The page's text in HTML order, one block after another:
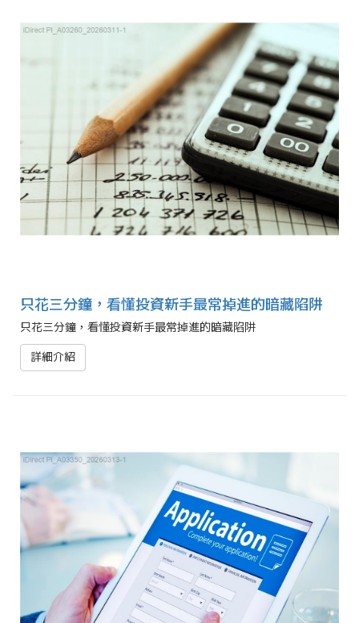
只花三分鐘，看懂投資新手最常掉進的暗藏陷阱
只花三分鐘，看懂投資新手最常掉進的暗藏陷阱
詳細介紹